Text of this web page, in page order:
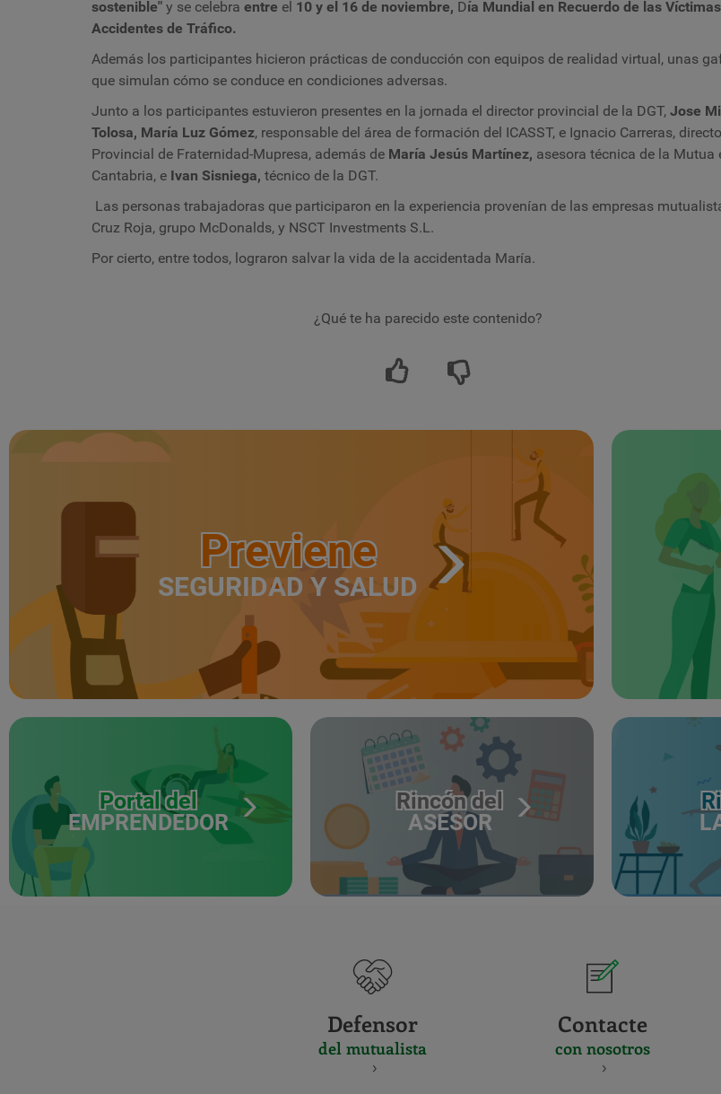
sostenible" y se celebra entre el 10 y el 16 de noviembre, Día Mundial en Recuerdo de las
Accidentes de Tráfico.
Además los participantes hicieron prácticas de conducción con equipos de realidad virtual, unas
que simulan cómo se conduce en condiciones adversas.
Junto a los participantes estuvieron presentes en la jornada el director provincial de la DGT, Jose
Tolosa, María Luz Gómez, responsable del área de formación del ICASST, e Ignacio Carreras,
Provincial de Fraternidad-Mupresa, además de María Jesús Martínez, asesora técnica de la Mutua
Cantabria, e Ivan Sisniega, técnico de la DGT.
Las personas trabajadoras que participaron en la experiencia provenían de las empresas
Cruz Roja, grupo McDonalds, y NSCT Investments S.L.
Por cierto, entre todos, lograron salvar la vida de la accidentada María.
¿Qué te ha parecido este contenido?
Previene
SEGURIDAD Y SALUD
Portal del
EMPRENDEDOR
Rincón del
ASESOR
Defensor
del mutualista
Contacte
con nosotros